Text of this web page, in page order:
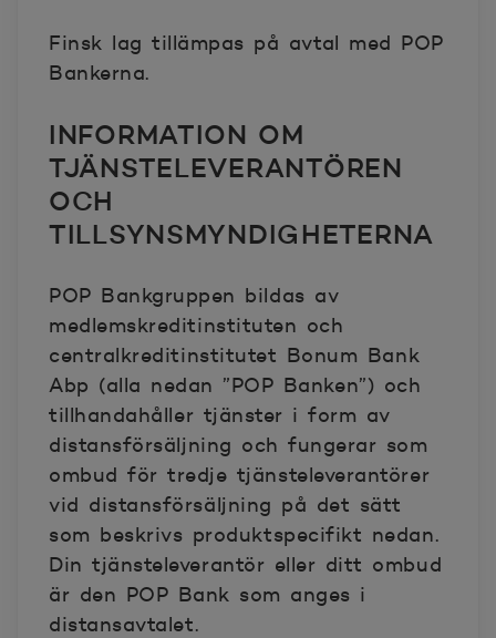
Finsk lag tillämpas på avtal med POP
Bankerna.
INFORMATION OM
TJÄNSTELEVERANTÖREN
OCH
TILLSYNSMYNDIGHETERNA
POP Bankgruppen bildas av
medlemskreditinstituten och
centralkreditinstitutet Bonum Bank
Abp (alla nedan ”POP Banken”) och
tillhandahåller tjänster i form av
distansförsäljning och fungerar som
ombud för tredje tjänsteleverantörer
vid distansförsäljning på det sätt
som beskrivs produktspecifikt nedan.
Din tjänsteleverantör eller ditt ombud
är den POP Bank som anges i
distansavtalet.